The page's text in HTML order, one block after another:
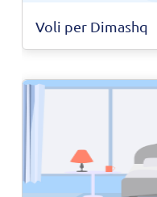
Voli per Dimashq